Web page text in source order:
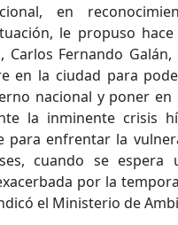
en
le propuso
Carlos Fernando
en la ciudad para
nacional y poner en
la inminente crisis
para enfrentar la
cuando se espera
por la
el Ministerio de